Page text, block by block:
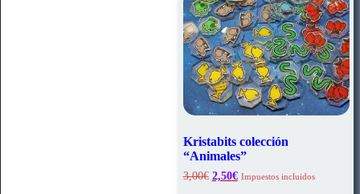
Kristabits colección
“Animales”
3,00€ El
2,50€ElImpuestos incluidos